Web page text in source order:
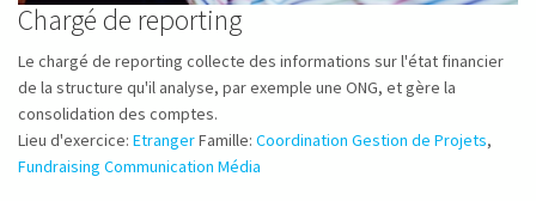
Chargé de reporting
Le chargé de reporting collecte des informations sur l'état financier
de la structure qu'il analyse, par exemple une ONG, et gère la
consolidation des comptes.
Lieu d'exercice: EtrangerFamille: Coordination Gestion de Projets,
Fundraising Communication Média